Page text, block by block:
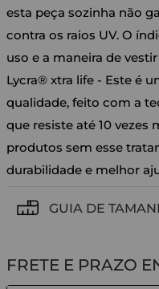
esta peça sozinha não
contra os raios UV. O
uso e a maneira de
Lycra® xtra life - Este é
qualidade, feito com a
que resiste até 10 vezes
produtos sem esse
durabilidade e melhor
GUIA DE